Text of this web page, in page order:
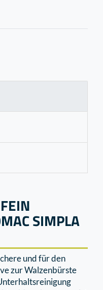
SIMPLA
und für den
zur Walzenbürste